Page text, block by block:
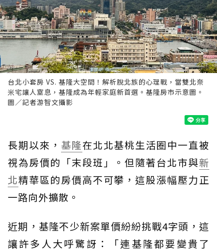
台北小套房 VS. 基隆大空間！解析脫北族的心理戰，當雙北奈
米宅讓人窒息，基隆成為年輕家庭新首選。基隆房市示意圖。
圖／記者游智文攝影
長期以來， 基隆在北北基桃生活圈中一直被
視為房價的「末段班」。但隨著台北市與新
北精華區的房價高不可攀，這股漲幅壓力正
一路向外擴散。
近期，基隆不少新案單價紛紛挑戰4字頭，這
讓許多人大呼驚訝：「連基隆都要變貴了